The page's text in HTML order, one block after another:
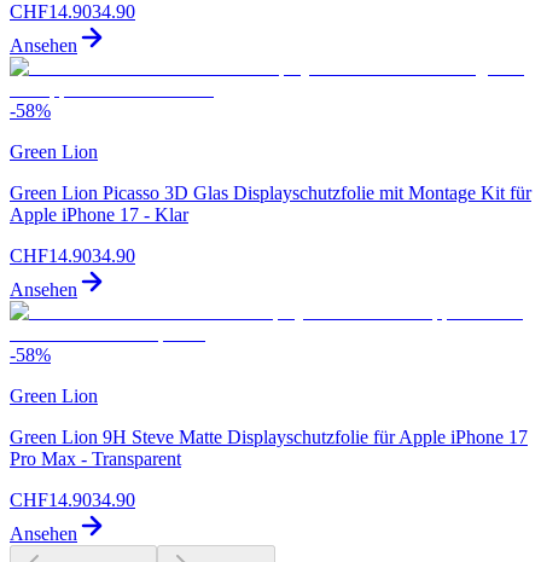
CHF14.9034.90
Ansehen
-58%
Green Lion
Green Lion Picasso 3D Glas Displayschutzfolie mit Montage Kit für
Apple iPhone 17 - Klar
CHF14.9034.90
Ansehen
-58%
Green Lion
Green Lion 9H Steve Matte Displayschutzfolie für Apple iPhone 17
Pro Max - Transparent
CHF14.9034.90
Ansehen